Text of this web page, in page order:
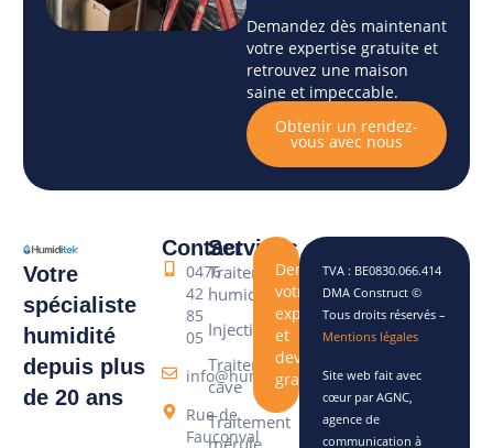
Demandez dès maintenant
votre expertise gratuite et
retrouvez une maison
saine et impeccable.
Obtenir un rendez-
vous avec nous
Votre
spécialiste
humidité
depuis plus
de 20 ans
Contact
0476
42
85
05
info@humiditek.be
Rue de
Fauconval
Services
Traitement
humidité
Injection
Traitement
cave
Traitement
Demandez
votre
expertise
et
devis
gratuite
TVA : BE0830.066.414
DMA Construct ©
Tous droits réservés –
Mentions légales
Site web fait avec
cœur par AGNC,
agence de
communication à